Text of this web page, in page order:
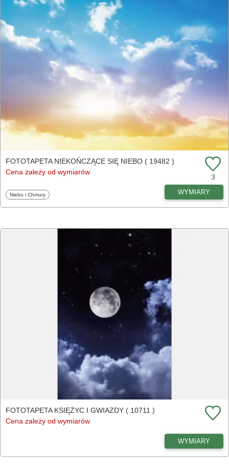
FOTOTAPETA NIEKOŃCZĄCE SIĘ NIEBO ( 19482 )
Cena zależy od wymiarów
3
Fototapety
Niebo i Chmury WYMIARY
FOTOTAPETA KSIĘŻYC I GWIAZDY ( 10711 )
Cena zależy od wymiarów
WYMIARY